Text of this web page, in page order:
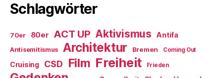
Schlagwörter
70er 80er ACT UP Aktivismus Antifa
Antisemitismus Architektur Bremen Coming Out
Cruising CSD Film Freiheit Frieden